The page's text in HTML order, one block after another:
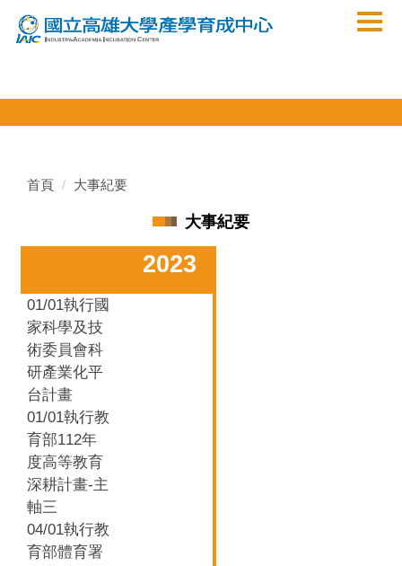
到
首頁 大事紀要
大事紀要
2023
01/01執行國
家科學及技
術委員會科
研產業化平
台計畫
01/01執行教
育部112年
度高等教育
深耕計畫-主
軸三
04/01執行教
育部體育署